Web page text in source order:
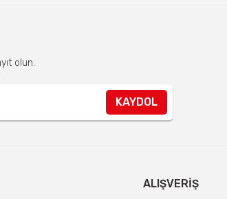
olun.
KAYDOL
ALIŞVERIŞ